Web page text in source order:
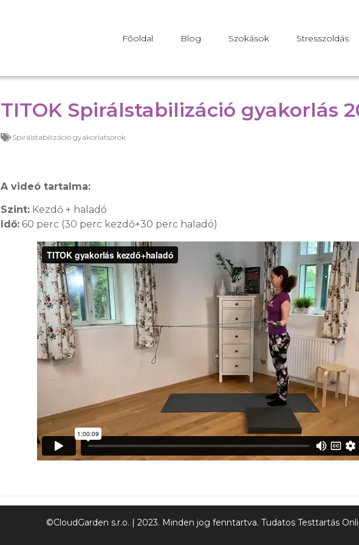
Főoldal Blog Szokások Stresszoldás
TITOK Spirálstabilizáció gyakorlás
Spirálstabilizáció gyakorlatsorok
A videó tartalma:
Szint: Kezdő + haladó
Idő: 60 perc (30 perc kezdő+30 perc haladó)
©CloudGarden s.r.o. | 2023. Minden jog fenntartva. Tudatos Testtartás